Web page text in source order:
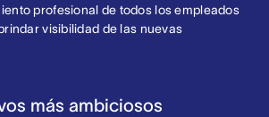
profesional de todos los empleados
visibilidad de las nuevas
más ambiciosos